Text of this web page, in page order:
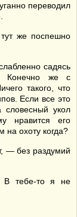
переводил
же поспешно
садясь
Конечно же с
такого, что
Если все это
укол
нравится его
охоту когда?
— без раздумий
В тебе-то я не